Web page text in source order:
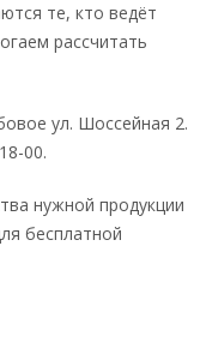
те, кто ведёт
рассчитать
ул. Шоссейная 2.
00.
нужной продукции
бесплатной